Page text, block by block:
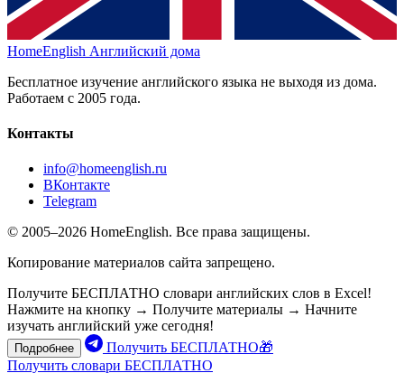
HomeEnglish Английский дома
Бесплатное изучение английского языка не выходя из дома.
Работаем с 2005 года.
Контакты
info@homeenglish.ru
ВКонтакте
Telegram
© 2005–2026 HomeEnglish. Все права защищены.
Копирование материалов сайта запрещено.
Получите БЕСПЛАТНО словари английских слов в Excel!
Нажмите на кнопку → Получите материалы → Начните
изучать английский уже сегодня!
Подробнее
Получить БЕСПЛАТНО🎁
Получить словари БЕСПЛАТНО